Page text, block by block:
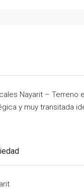
Nayarit –
y muy transitada